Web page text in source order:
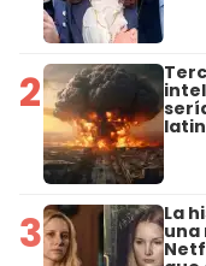
2
3 La
una